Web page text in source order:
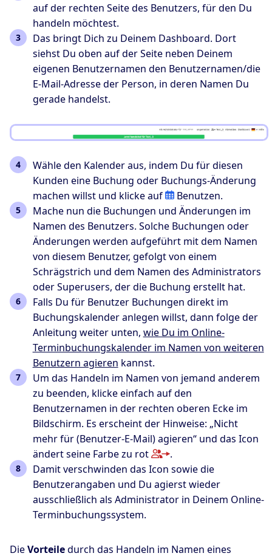
auf der rechten Seite des Benutzers, für den Du
handeln möchtest.
Das bringt Dich zu Deinem Dashboard. Dort
siehst Du oben auf der Seite neben Deinem
eigenen Benutzernamen den Benutzernamen/die
E-Mail-Adresse der Person, in deren Namen Du
gerade handelst.
Wähle den Kalender aus, indem Du für diesen
Kunden eine Buchung oder Buchungs-Änderung
machen willst und klicke auf
Benutzen.
Mache nun die Buchungen und Änderungen im
Namen des Benutzers. Solche Buchungen oder
Änderungen werden aufgeführt mit dem Namen
von diesem Benutzer, gefolgt von einem
Schrägstrich und dem Namen des Administrators
oder Superusers, der die Buchung erstellt hat.
Falls Du für Benutzer Buchungen direkt im
Buchungskalender anlegen willst, dann folge der
Anleitung weiter unten, wie Du im Online-
Terminbuchungskalender im Namen von weiteren
Benutzern agieren kannst.
Um das Handeln im Namen von jemand anderem
zu beenden, klicke einfach auf den
Benutzernamen in der rechten oberen Ecke im
Bildschirm. Es erscheint der Hinweise: „Nicht
mehr für (Benutzer-E-Mail) agieren“ und das Icon
ändert seine Farbe zu rot
.
Damit verschwinden das Icon sowie die
Benutzerangaben und Du agierst wieder
ausschließlich als Administrator in Deinem Online-
Terminbuchungssystem.
DieVorteiledurch das Handeln im Namen eines